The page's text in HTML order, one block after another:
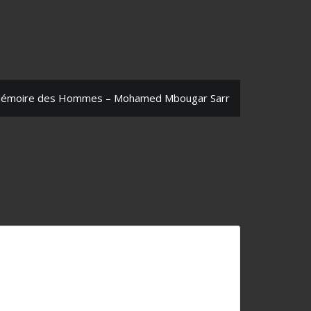
des Hommes – Mohamed Mbougar Sarr